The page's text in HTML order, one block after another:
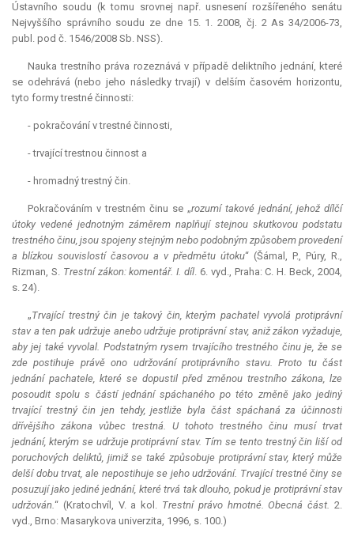
Ústavního soudu (k tomu srovnej např. usnesení rozšířeného senátu
Nejvyššího správního soudu ze dne 15. 1. 2008, čj. 2 As 34/2006-73,
publ. pod č. 1546/2008 Sb. NSS).
Nauka trestního práva rozeznává v případě deliktního jednání, které
se odehrává (nebo jeho následky trvají) v delším časovém horizontu,
tyto formy trestné činnosti:
- pokračování v trestné činnosti,
- trvající trestnou činnost a
- hromadný trestný čin.
Pokračováním v trestném činu se „rozumí takové jednání, jehož dílčí
útoky vedené jednotným záměrem naplňují stejnou skutkovou podstatu
trestného činu, jsou spojeny stejným nebo podobným způsobem provedení
a blízkou souvislostí časovou a v předmětu útoku“ (Šámal, P., Púry, R.,
Rizman, S. Trestní zákon: komentář. I. díl. 6. vyd., Praha: C. H. Beck, 2004,
s. 24).
„Trvající trestný čin je takový čin, kterým pachatel vyvolá protiprávní
stav a ten pak udržuje anebo udržuje protiprávní stav, aniž zákon vyžaduje,
aby jej také vyvolal. Podstatným rysem trvajícího trestného činu je, že se
zde postihuje právě ono udržování protiprávního stavu. Proto tu část
jednání pachatele, které se dopustil před změnou trestního zákona, lze
posoudit spolu s částí jednání spáchaného po této změně jako jediný
trvající trestný čin jen tehdy, jestliže byla část spáchaná za účinnosti
dřívějšího zákona vůbec trestná. U tohoto trestného činu musí trvat
jednání, kterým se udržuje protiprávní stav. Tím se tento trestný čin liší od
poruchových deliktů, jimiž se také způsobuje protiprávní stav, který může
delší dobu trvat, ale nepostihuje se jeho udržování. Trvající trestné činy se
posuzují jako jediné jednání, které trvá tak dlouho, pokud je protiprávní stav
udržován.“ (Kratochvíl, V. a kol. Trestní právo hmotné. Obecná část. 2.
vyd., Brno: Masarykova univerzita, 1996, s. 100.)